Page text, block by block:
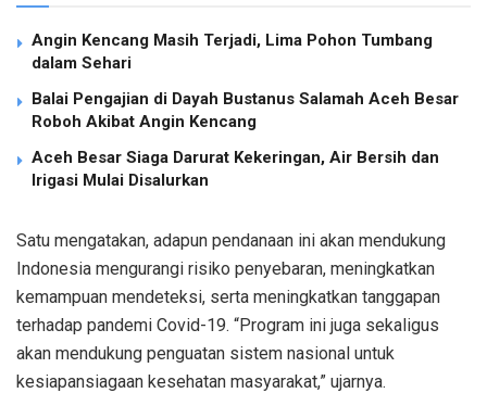
Angin Kencang Masih Terjadi, Lima Pohon Tumbang
dalam Sehari
Balai Pengajian di Dayah Bustanus Salamah Aceh Besar
Roboh Akibat Angin Kencang
Aceh Besar Siaga Darurat Kekeringan, Air Bersih dan
Irigasi Mulai Disalurkan
Satu mengatakan, adapun pendanaan ini akan mendukung
Indonesia mengurangi risiko penyebaran, meningkatkan
kemampuan mendeteksi, serta meningkatkan tanggapan
terhadap pandemi Covid-19. “Program ini juga sekaligus
akan mendukung penguatan sistem nasional untuk
kesiapansiagaan kesehatan masyarakat,” ujarnya.